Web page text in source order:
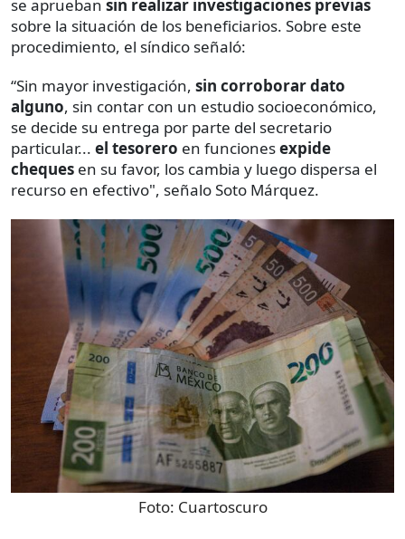
se aprueban sin realizar investigaciones previas
sobre la situación de los beneficiarios. Sobre este
procedimiento, el síndico señaló:
“Sin mayor investigación, sin corroborar dato
alguno, sin contar con un estudio socioeconómico,
se decide su entrega por parte del secretario
particular... el tesorero en funcionesexpide
cheques en su favor, los cambia y luego dispersa el
recurso en efectivo", señalo Soto Márquez.
Foto: Cuartoscuro